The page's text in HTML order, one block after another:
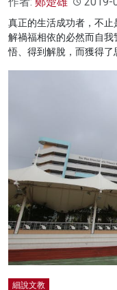
真正的生活成功者，不
解禍福相依的必然而自
悟、得到解脫，而獲得了
細說文教